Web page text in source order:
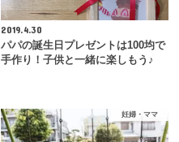
2019.4.30
パパの誕生日プレゼントは100均で
手作り！子供と一緒に楽しもう♪
妊婦・ママ